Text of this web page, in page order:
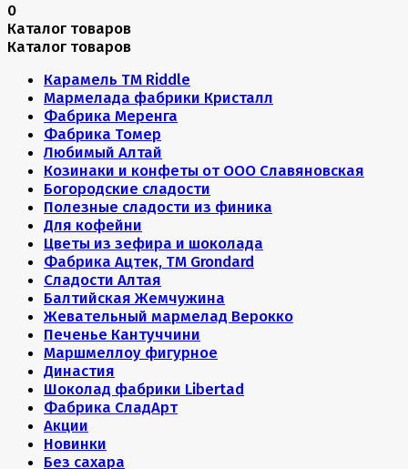
0
Каталог товаров
Каталог товаров
Карамель ТМ Riddle
Мармелада фабрики Кристалл
Фабрика Меренга
Фабрика Томер
Любимый Алтай
Козинаки и конфеты от ООО Славяновская
Богородские сладости
Полезные сладости из финика
Для кофейни
Цветы из зефира и шоколада
Фабрика Ацтек, ТМ Grondard
Сладости Алтая
Балтийская Жемчужина
Жевательный мармелад Верокко
Печенье Кантуччини
Маршмеллоу фигурное
Династия
Шоколад фабрики Libertad
Фабрика СладАрт
Акции
Новинки
Без сахара